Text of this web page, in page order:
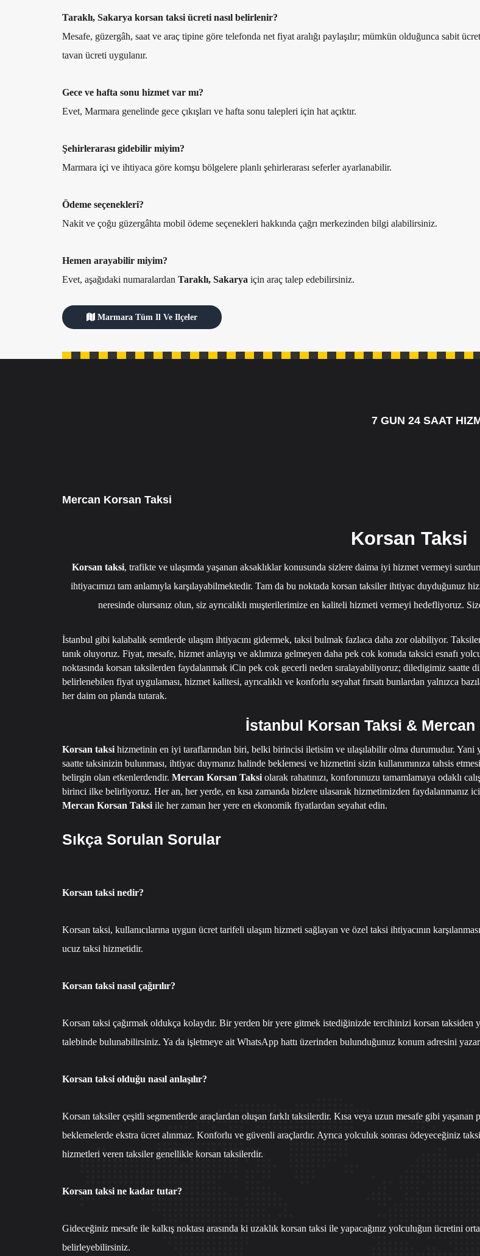
Taraklı, Sakarya korsan taksi ücreti nasıl belirlenir?
Mesafe, güzergâh, saat ve araç tipine göre telefonda net fiyat aralığı paylaşılır; mümkün olduğunca sabit
tavan ücreti uygulanır.
Gece ve hafta sonu hizmet var mı?
Evet, Marmara genelinde gece çıkışları ve hafta sonu talepleri için hat açıktır.
Şehirlerarası gidebilir miyim?
Marmara içi ve ihtiyaca göre komşu bölgelere planlı şehirlerarası seferler ayarlanabilir.
Ödeme seçenekleri?
Nakit ve çoğu güzergâhta mobil ödeme seçenekleri hakkında çağrı merkezinden bilgi alabilirsiniz.
Hemen arayabilir miyim?
Evet, aşağıdaki numaralardan Taraklı, Sakarya için araç talep edebilirsiniz.
Marmara Tüm Il Ve Ilçeler
7 GUN 24 SAAT
Mercan Korsan Taksi
Korsan Taksi
Korsan taksi, trafikte ve ulaşımda yaşanan aksaklıklar konusunda sizlere daima iyi hizmet vermeyi
ihtiyacımızı tam anlamıyla karşılayabilmektedir. Tam da bu noktada korsan taksiler ihtiyac duyduğunuz
neresinde olursanız olun, siz ayrıcalıklı muşterilerimize en kaliteli hizmeti vermeyi hedefliyoruz.
İstanbul gibi kalabalık semtlerde ulaşım ihtiyacını gidermek, taksi bulmak fazlaca daha zor olabiliyor.
tanık oluyoruz. Fiyat, mesafe, hizmet anlayışı ve aklımıza gelmeyen daha pek cok konuda taksici esnafı
noktasında korsan taksilerden faydalanmak iCin pek cok gecerli neden sıralayabiliyoruz; diledigimiz saatte
belirlenebilen fiyat uygulaması, hizmet kalitesi, ayrıcalıklı ve konforlu seyahat fırsatı bunlardan yalnızca
her daim on planda tutarak.
İstanbul Korsan Taksi & Mercan
Korsan taksihizmetinin en iyi taraflarından biri, belki birincisi iletisim ve ulaşılabilir olma durumudur. Yani
saatte taksinizin bulunması, ihtiyac duymanız halinde beklemesi ve hizmetini sizin kullanımınıza tahsis etmesi
belirgin olan etkenlerdendir. Mercan Korsan Taksiolarak rahatınızı, konforunuzu tamamlamaya odaklı
birinci ilke belirliyoruz. Her an, her yerde, en kısa zamanda bizlere ulasarak hizmetimizden faydalanmanız
Mercan Korsan Taksiile her zaman her yere en ekonomik fiyatlardan seyahat edin.
Sıkça Sorulan Sorular
Korsan taksi nedir?
Korsan taksi, kullanıcılarına uygun ücret tarifeli ulaşım hizmeti sağlayan ve özel taksi ihtiyacının
ucuz taksi hizmetidir.
Korsan taksi nasıl çağırılır?
Korsan taksi çağırmak oldukça kolaydır. Bir yerden bir yere gitmek istediğinizde tercihinizi korsan taksiden
talebinde bulunabilirsiniz. Ya da işletmeye ait WhatsApp hattı üzerinden bulunduğunuz konum adresini
Korsan taksi olduğu nasıl anlaşılır?
Korsan taksiler çeşitli segmentlerde araçlardan oluşan farklı taksilerdir. Kısa veya uzun mesafe gibi yaşanan
beklemelerde ekstra ücret alınmaz. Konforlu ve güvenli araçlardır. Ayrıca yolculuk sonrası ödeyeceğiniz
hizmetleri veren taksiler genellikle korsan taksilerdir.
Korsan taksi ne kadar tutar?
Gideceğiniz mesafe ile kalkış noktası arasında ki uzaklık korsan taksi ile yapacağınız yolculuğun ücretini
belirleyebilirsiniz.